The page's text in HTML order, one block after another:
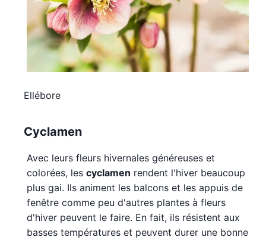
Ellébore
Cyclamen
Avec leurs fleurs hivernales généreuses et
colorées, les cyclamen rendent l'hiver beaucoup
plus gai. Ils animent les balcons et les appuis de
fenêtre comme peu d'autres plantes à fleurs
d'hiver peuvent le faire. En fait, ils résistent aux
basses températures et peuvent durer une bonne